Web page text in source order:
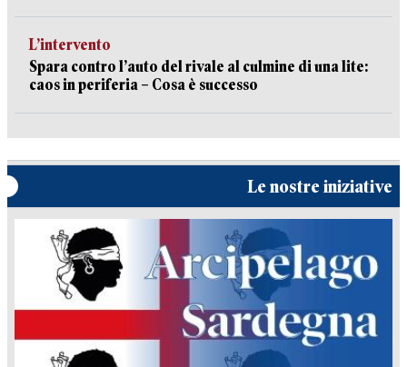
L’intervento
Spara contro l’auto del rivale al culmine di una lite:
caos in periferia – Cosa è successo
Le nostre iniziative